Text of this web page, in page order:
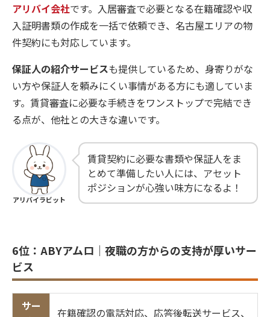
アリバイ会社です。入居審査で必要となる在籍確認や収
入証明書類の作成を一括で依頼でき、名古屋エリアの物
件契約にも対応しています。
保証人の紹介サービスも提供しているため、身寄りがな
い方や保証人を頼みにくい事情がある方にも適していま
す。賃貸審査に必要な手続きをワンストップで完結でき
る点が、他社との大きな違いです。
アリバイラビット
賃貸契約に必要な書類や保証人をま
とめて準備したい人には、アセット
ポジションが心強い味方になるよ！
6位：ABYアムロ｜夜職の方からの支持が厚いサー
ビス
サー
在籍確認の電話対応、応答後転送サービス、